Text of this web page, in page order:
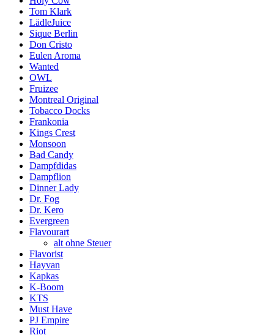
Tom Klark
LädleJuice
Sique Berlin
Don Cristo
Eulen Aroma
Wanted
OWL
Fruizee
Montreal Original
Tobacco Docks
Frankonia
Kings Crest
Monsoon
Bad Candy
Dampfdidas
Dampflion
Dinner Lady
Dr. Fog
Dr. Kero
Evergreen
Flavourart
alt ohne Steuer
Flavorist
Hayvan
Kapkas
K-Boom
KTS
Must Have
PJ Empire
Riot